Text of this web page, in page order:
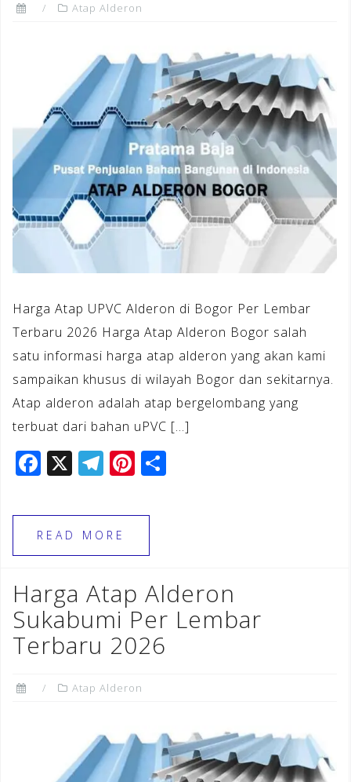
Atap Alderon
Harga Atap UPVC Alderon di Bogor Per Lembar
Terbaru 2026 Harga Atap Alderon Bogor salah
satu informasi harga atap alderon yang akan kami
sampaikan khusus di wilayah Bogor dan sekitarnya.
Atap alderon adalah atap bergelombang yang
terbuat dari bahan uPVC […]
F
c
e
b
o
o
k
X T
e
gr
a
m
Pi
te
e
st
READ MORE
Harga Atap Alderon
Sukabumi Per Lembar
Terbaru 2026
Atap Alderon